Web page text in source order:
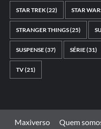
STAR TREK(22) STAR
STRANGER THINGS(25)
SUSPENSE(37) SÉRIE(31)
TV(21)
Maxiverso Quem